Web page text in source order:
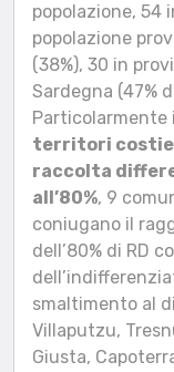
popolazione, 54
popolazione
(38%), 30 in
Sardegna (47%
Particolarmente
territori
raccolta
all’80%, 9
coniugano il
dell’80% di RD
smaltimento al
Villaputzu,
Giusta,